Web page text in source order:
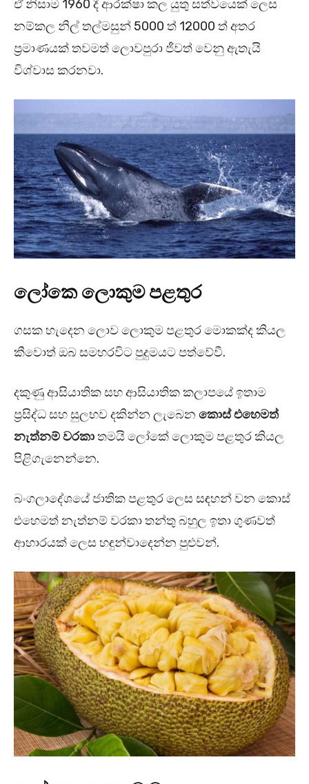
ඒ නිසාම 1960 දී ආරක්ෂා කල යුතු සත්වයෙක් ලෙස
නම්කල නිල් තල්මසුන් 5000 ත් 12000 ත් අතර
ප්‍රමාණයක් තවමත් ලොවපුරා ජීවත් වෙනු ඇතැයි
විශ්වාස කරනවා.
ලෝකෙ ලොකුම පළතුර
ගසක හැදෙන ලොව ලොකුම පළතුර මොකක්ද කියල
කීවොත් ඔබ සමහරවිට පුදුමයට පත්වේවී.
දකුණු ආසියාතික සහ ආසියාතික කලාපයේ ඉතාම
ප්‍රසිද්ධ සහ සුලභව දකින්න ලැබෙන කොස් එහෙමත්
නැත්නම් වරකාතමයි ලෝකේ ලොකුම පළතුර කියල
පිළිගැනෙන්නෙ.
බංගලාදේශයේ ජාතික පළතුර ලෙස සඳහන් වන කොස්
එහෙමත් නැත්නම් වරකා තන්තු බහුල ඉතා ගුණවත්
ආහාරයක් ලෙස හඳුන්වාදෙන්න පුළුවන්.